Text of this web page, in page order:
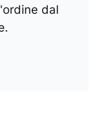
dal